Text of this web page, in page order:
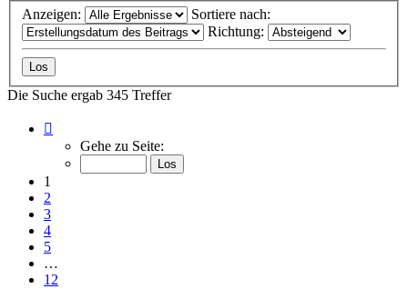
Anzeigen:
Sortiere nach:
Richtung:
Die Suche ergab 345 Treffer
von
Gehe zu Seite:
1
2
3
4
5
…
12